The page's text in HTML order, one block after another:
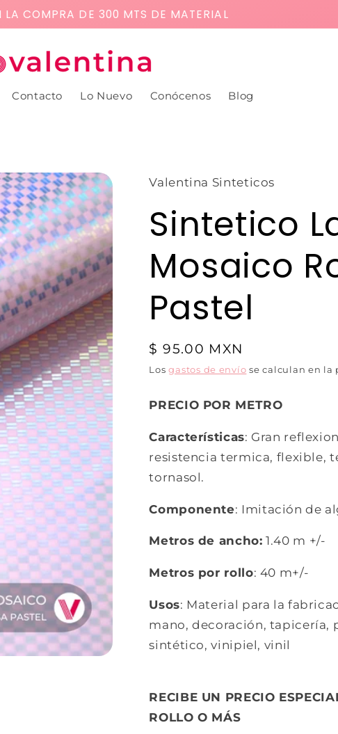
COMPRA MÍNIMA: 50 CM DE MATERIAL
Contacto Lo Nuevo Conócenos Blog
Valentina Sinteticos
Sintetico
Mosaico
Pastel
$ 95.00 MXN
Losgastos de envío se calculan en la
PRECIO POR METRO
Características: Gran
resistencia termica, flexible,
tornasol.
Componente: Imitación de
Metros de ancho: 1.40 m +/-
Metros por rollo: 40 m+/-
Usos: Material para la
mano, decoración, tapicería,
sintético, vinipiel, vinil
RECIBE UN PRECIO
ROLLO O MÁS